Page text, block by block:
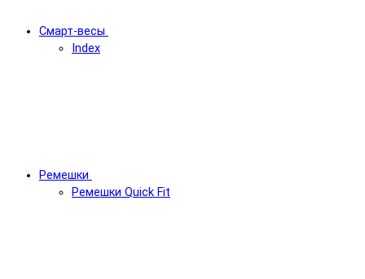
Смарт-весы
Index
Ремешки
Ремешки Quick Fit